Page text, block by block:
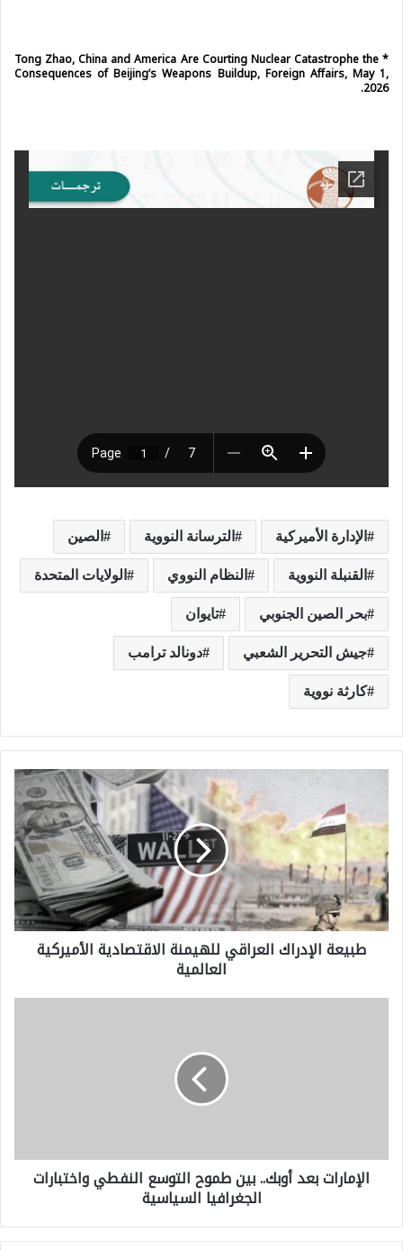
*
Tong Zhao, China and America Are Courting Nuclear Catastrophe the
Consequences of Beijing’s Weapons Buildup, Foreign Affairs, May 1,
2026.
الإدارة الأميركية الترسانة النووية الصين
القنبلة النووية النظام النووي الولايات المتحدة
بحر الصين الجنوبي تايوان
جيش التحرير الشعبي دونالد ترامب
كارثة نووية
ي
ع
ة
د
ع
ق
طبيعة الإدراك العراقي للهيمنة الاقتصادية الأميركية
العالمية
ب
الإمارات بعد أوبك.. بين طموح التوسع النفطي واختبارات
الجغرافيا السياسية